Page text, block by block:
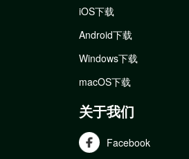
iOS下载
Android下载
Windows下载
macOS下载
关于我们
Facebook